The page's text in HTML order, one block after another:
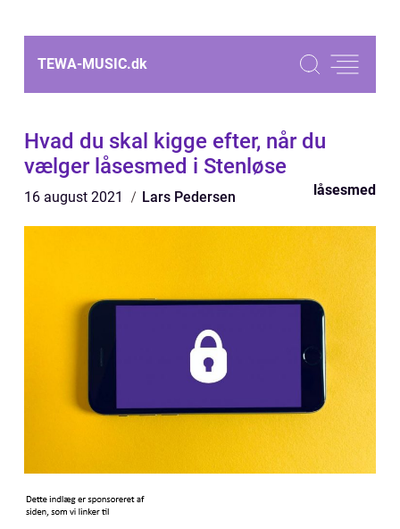
TEWA-MUSIC.dk
Hvad du skal kigge efter, når du
vælger låsesmed i Stenløse
16 august 2021 Lars Pedersen låsesmed